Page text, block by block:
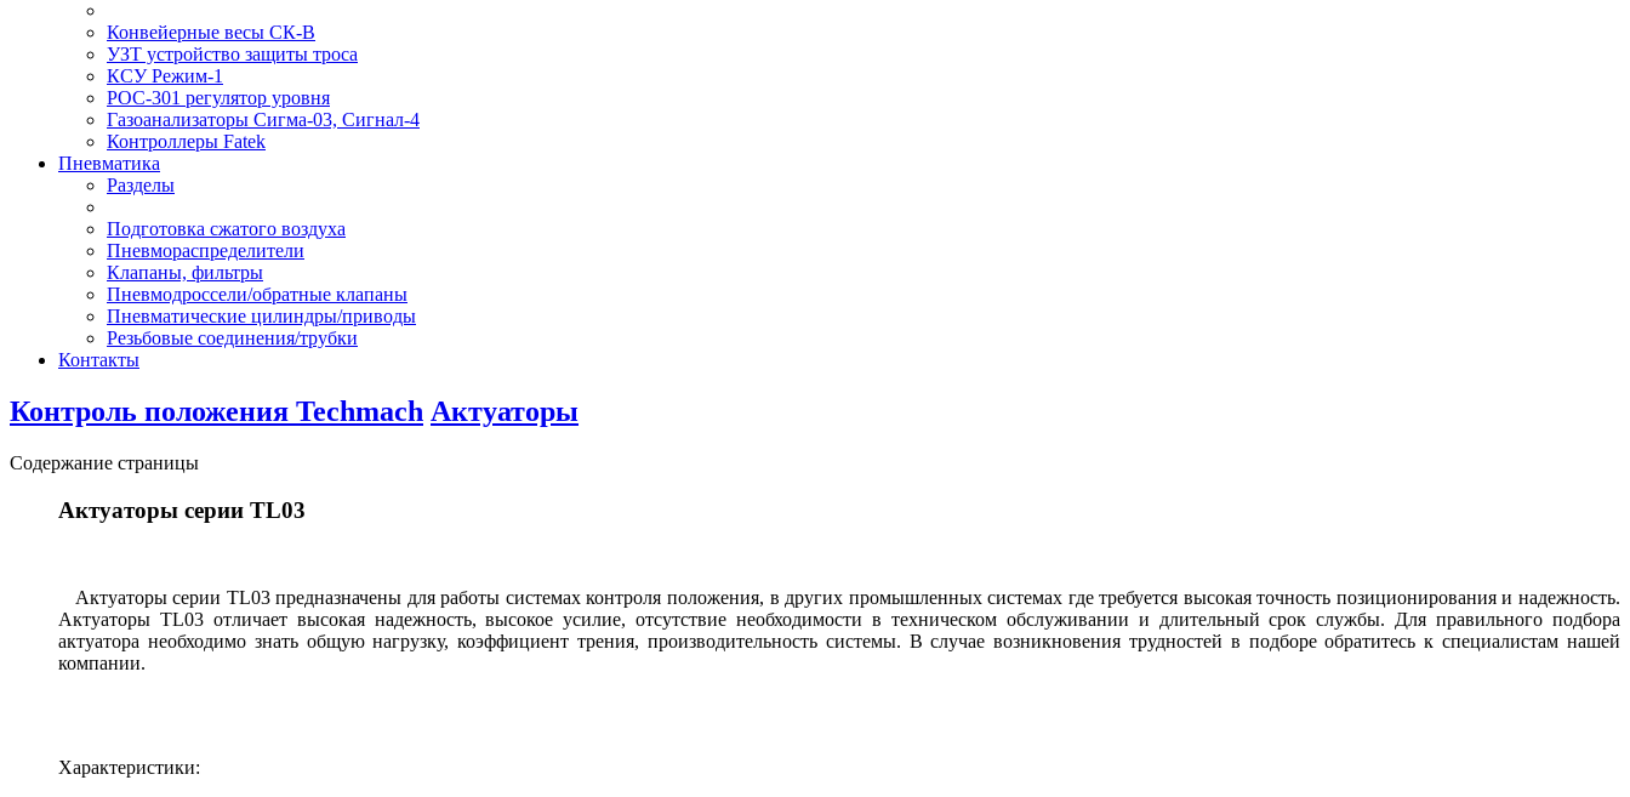
Конвейерные весы СК-В
УЗТ устройство защиты троса
КСУ Режим-1
РОС-301 регулятор уровня
Газоанализаторы Сигма-03, Сигнал-4
Контроллеры Fatek
Пневматика
Разделы
Подготовка сжатого воздуха
Пневмораспределители
Клапаны, фильтры
Пневмодроссели/обратные клапаны
Пневматические цилиндры/приводы
Резьбовые соединения/трубки
Контакты
Контроль положения Techmach Актуаторы
Содержание страницы
Актуаторы серии TL03
Актуаторы серии TL03 предназначены для работы системах контроля положения, в других промышленных системах где требуется высокая точность позиционирования и надежность.
Актуаторы TL03 отличает высокая надежность, высокое усилие, отсутствие необходимости в техническом обслуживании и длительный срок службы. Для правильного подбора
актуатора необходимо знать общую нагрузку, коэффициент трения, производительность системы. В случае возникновения трудностей в подборе обратитесь к специалистам нашей
компании.
Характеристики: